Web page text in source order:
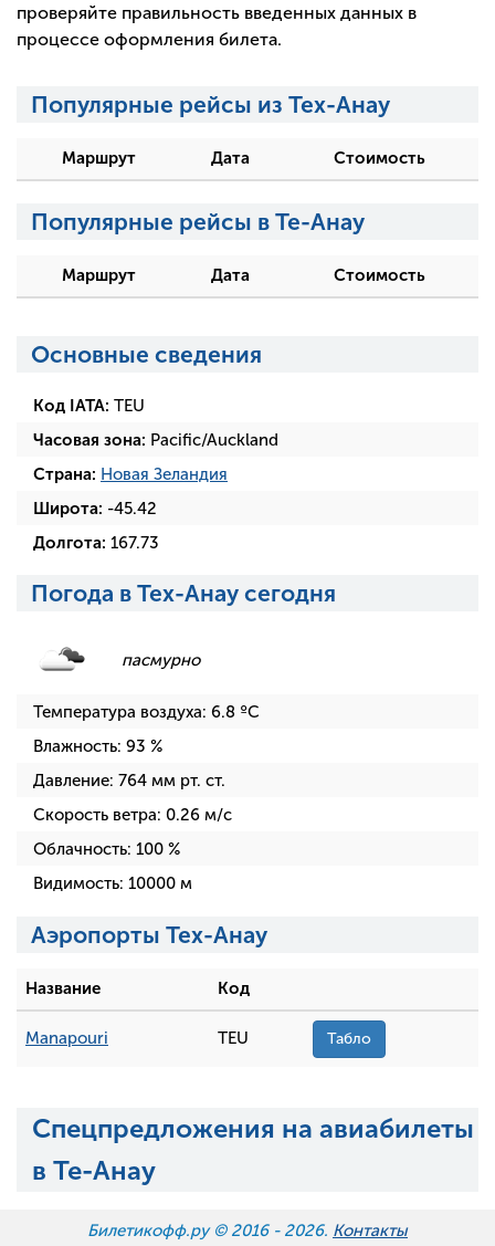
проверяйте правильность введенных данных в
процессе оформления билета.
Популярные рейсы из Тех-Анау
Маршрут Дата Стоимость
Популярные рейсы в Те-Анау
Маршрут Дата Стоимость
Основные сведения
Код IATA: TEU
Часовая зона: Pacific/Auckland
Страна: Новая Зеландия
Широта: -45.42
Долгота: 167.73
Погода в Тех-Анау сегодня
пасмурно
Температура воздуха: 6.8 ºC
Влажность: 93 %
Давление: 764 мм рт. ст.
Скорость ветра: 0.26 м/с
Облачность: 100 %
Видимость: 10000 м
Аэропорты Тех-Анау
Название Код
Manapouri TEU Табло
Спецпредложения на авиабилеты
в Те-Анау
Билетикофф.ру © 2016 - 2026. Контакты